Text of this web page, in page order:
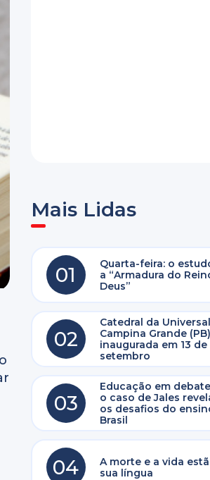
Mais Lidas
01
Quarta-feira: o
a “Armadura do
Deus”
02
Catedral da
Campina Grande
inaugurada em 13 de
setembro
03
Educação em
o caso de Jales
os desafios do
Brasil
04
A morte e a vida
sua língua